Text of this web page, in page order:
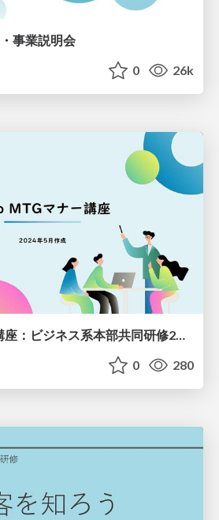
事業説明会
0 26k
Web MTGマナー講座：ビジネス系本部共同研修2024
0 280